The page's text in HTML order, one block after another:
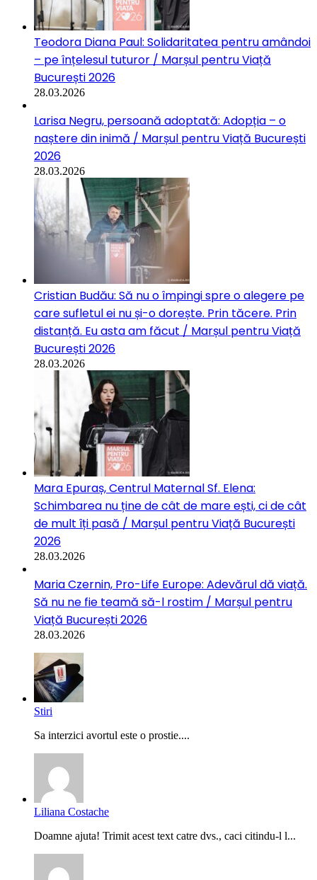
Teodora Diana Paul: Solidaritatea pentru amândoi
– pe înțelesul tuturor / Marșul pentru Viață
București 2026
28.03.2026
Larisa Negru, persoană adoptată: Adopția – o
naștere din inimă / Marșul pentru Viață București
2026
28.03.2026
Cristian Budău: Să nu o împingi spre o alegere pe
care sufletul ei nu și-o dorește. Prin tăcere. Prin
distanță. Eu asta am făcut / Marșul pentru Viață
București 2026
28.03.2026
Mara Epuraș, Centrul Maternal Sf. Elena:
Schimbarea nu ține de cât de mare ești, ci de cât
de mult îți pasă / Marșul pentru Viață București
2026
28.03.2026
Maria Czernin, Pro-Life Europe: Adevărul dă viață.
Să nu ne fie teamă să-l rostim / Marșul pentru
Viață București 2026
28.03.2026
Stiri
Sa interzici avortul este o prostie....
Liliana Costache
Doamne ajuta! Trimit acest text catre dvs., caci citindu-l l...